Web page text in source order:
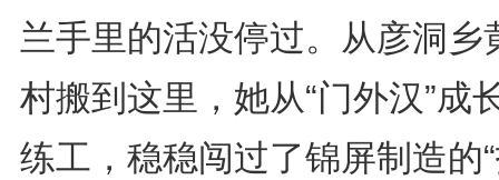
兰手里的活没停过。从彦洞乡
村搬到这里，她从“门外汉”成
练工，稳稳闯过了锦屏制造的